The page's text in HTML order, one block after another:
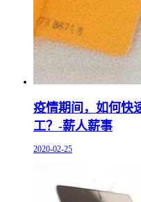
疫情期间，如何快
工？-薪人薪事
2020-02-25